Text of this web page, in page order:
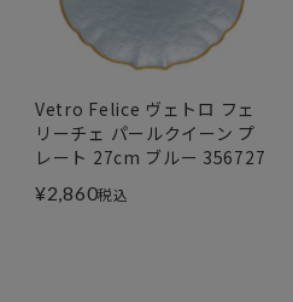
Vetro Felice ヴェトロ フェ
リーチェ パールクイーン プ
レート 27cm ブルー 356727
¥2,860税込